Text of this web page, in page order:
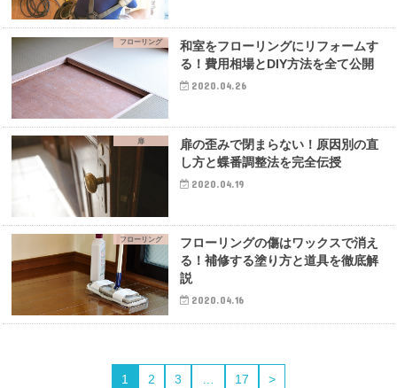
フローリング
和室をフローリングにリフォームす
る！費用相場とDIY方法を全て公開
2020.04.26
扉
扉の歪みで閉まらない！原因別の直
し方と蝶番調整法を完全伝授
2020.04.19
フローリング
フローリングの傷はワックスで消え
る！補修する塗り方と道具を徹底解
説
2020.04.16
1 2 3 … 17 >